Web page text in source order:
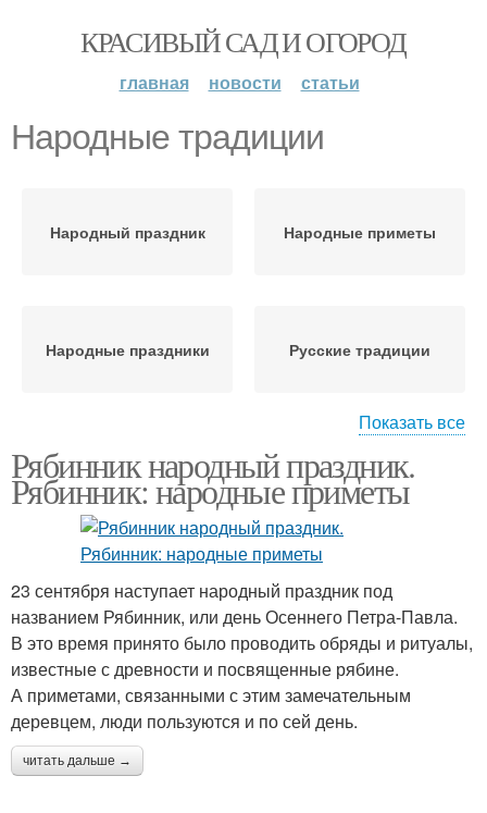
КРАСИВЫЙ САД И ОГОРОД
главная новости статьи
Народные традиции
Народный праздник Народные приметы
Народные праздники Русские традиции
Народный календарь
Показать все
Рябинник народный праздник.
Рябинник: народные приметы
23 сентября наступает народный праздник под
названием Рябинник, или день Осеннего Петра-Павла.
В это время принято было проводить обряды и ритуалы,
известные с древности и посвященные рябине.
А приметами, связанными с этим замечательным
деревцем, люди пользуются и по сей день.
читать дальше →